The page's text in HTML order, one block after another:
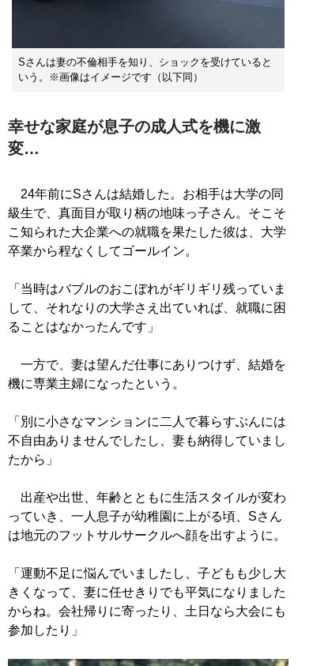
Sさんは妻の不倫相手を知り、ショックを受けていると
いう。※画像はイメージです（以下同）
幸せな家庭が息子の成人式を機に激
変…
24年前にSさんは結婚した。お相手は大学の同
級生で、真面目が取り柄の地味っ子さん。そこそ
こ知られた大企業への就職を果たした彼は、大学
卒業から程なくしてゴールイン。
「当時はバブルのおこぼれがギリギリ残っていま
して、それなりの大学さえ出ていれば、就職に困
ることはなかったんです」
一方で、妻は望んだ仕事にありつけず、結婚を
機に専業主婦になったという。
「別に小さなマンションに二人で暮らすぶんには
不自由ありませんでしたし、妻も納得していまし
たから」
出産や出世、年齢とともに生活スタイルが変わ
っていき、一人息子が幼稚園に上がる頃、Sさん
は地元のフットサルサークルへ顔を出すように。
「運動不足に悩んでいましたし、子どもも少し大
きくなって、妻に任せきりでも平気になりました
からね。会社帰りに寄ったり、土日なら大会にも
参加したり」